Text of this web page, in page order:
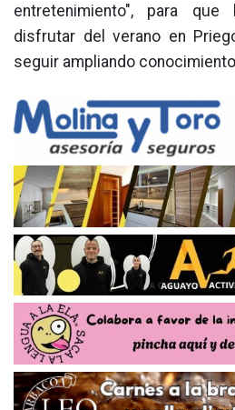
entretenimiento", para
disfrutar del verano en
seguir ampliando